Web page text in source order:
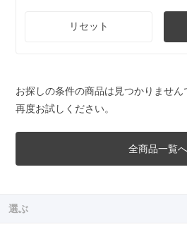
リセット
お探しの条件の商品は見つかりませ
再度お試しください。
全商品一覧へ
選ぶ